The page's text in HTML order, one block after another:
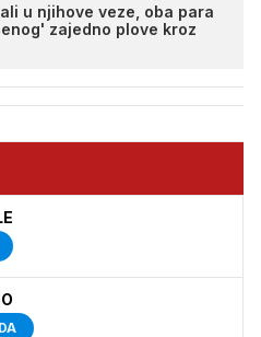
u njihove veze, oba para
zajedno plove kroz